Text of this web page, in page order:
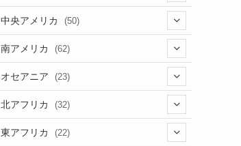
(5)
(1)
(12)
(1)
(1)
(12)
(39)
(46)
(2)
(9)
(4)
(8)
(21)
(16)
中央アメリカ (50)
(1)
(6)
(3)
南アメリカ (62)
(7)
(3)
(4)
オセアニア (23)
(16)
(1)
北アフリカ (32)
(7)
東アフリカ (22)